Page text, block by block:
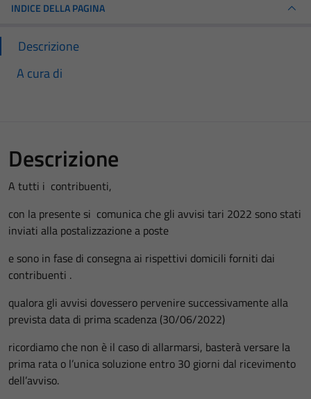
INDICE DELLA PAGINA
Descrizione
A cura di
Descrizione
A tutti i contribuenti,
con la presente si comunica che gli avvisi tari 2022 sono stati
inviati alla postalizzazione a poste
e sono in fase di consegna ai rispettivi domicili forniti dai
contribuenti .
qualora gli avvisi dovessero pervenire successivamente alla
prevista data di prima scadenza (30/06/2022)
ricordiamo che non è il caso di allarmarsi, basterà versare la
prima rata o l’unica soluzione entro 30 giorni dal ricevimento
dell’avviso.